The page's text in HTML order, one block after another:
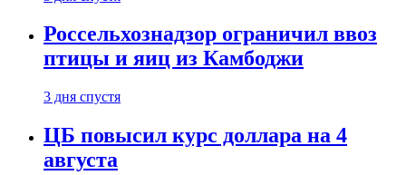
Россельхознадзор ограничил ввоз
птицы и яиц из Камбоджи
3 дня спустя
ЦБ повысил курс доллара на 4
августа